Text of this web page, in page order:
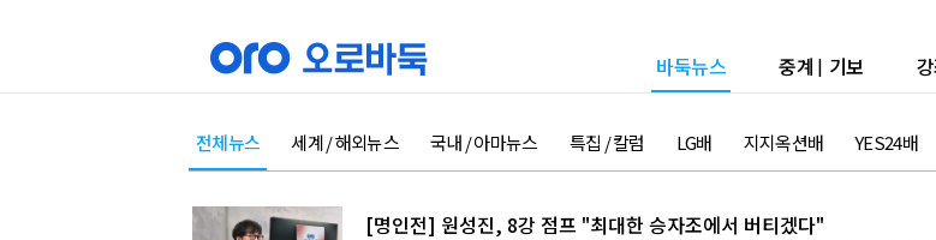
바둑뉴스 중계 | 기보
전체뉴스 세계 / 해외뉴스 국내 / 아마뉴스 특집 / 칼럼 LG배 지지옥션배 YES24배
[명인전] 원성진, 8강 점프 "최대한 승자조에서 버티겠다"